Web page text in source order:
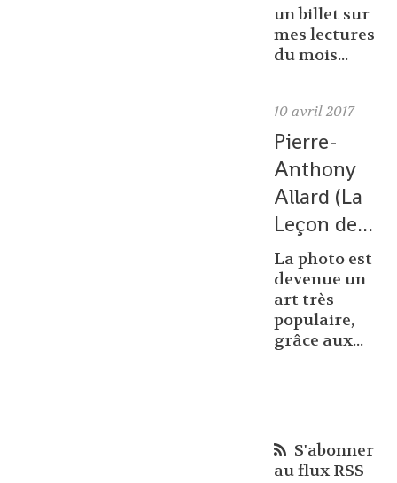
un billet sur
mes lectures
du mois...
10 avril 2017
Pierre-
Anthony
Allard (La
Leçon de...
La photo est
devenue un
art très
populaire,
grâce aux...
S'abonner
au flux RSS